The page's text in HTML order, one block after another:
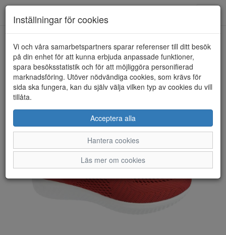
HEM POLECAT
Inställningar för cookies
Vi och våra samarbetspartners sparar referenser till ditt besök
på din enhet för att kunna erbjuda anpassade funktioner,
spara besöksstatistik och för att möjliggöra personifierad
marknadsföring. Utöver nödvändiga cookies, som krävs för
sida ska fungera, kan du själv välja vilken typ av cookies du vill
tillåta.
Acceptera alla
Hantera cookies
Läs mer om cookies